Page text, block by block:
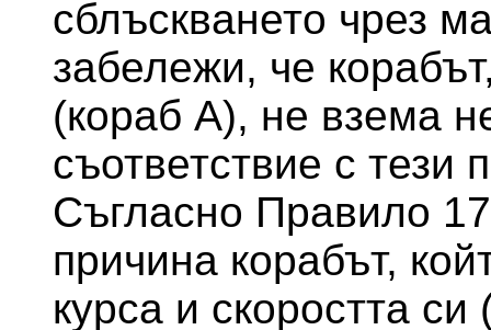
сблъскването чрез
забележи, че
(кораб А), не взема
съответствие с тези
Съгласно Правило
причина корабът,
курса и скоростта